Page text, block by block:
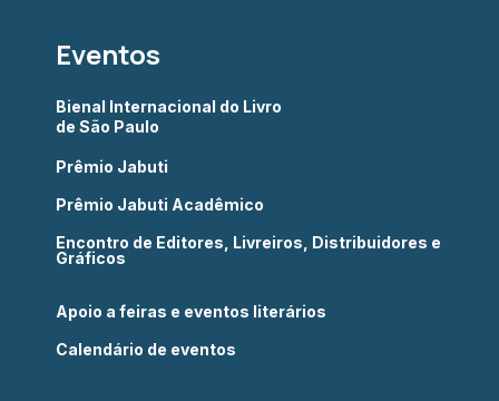
Eventos
Bienal Internacional do Livro
de São Paulo
Prêmio Jabuti
Prêmio Jabuti Acadêmico
Encontro de Editores, Livreiros, Distribuidores e
Gráficos
Apoio a feiras e eventos literários
Calendário de eventos